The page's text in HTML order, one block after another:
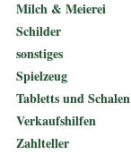
Milch & Meierei
Schilder
sonstiges
Spielzeug
Tabletts und Schalen
Verkaufshilfen
Zahlteller